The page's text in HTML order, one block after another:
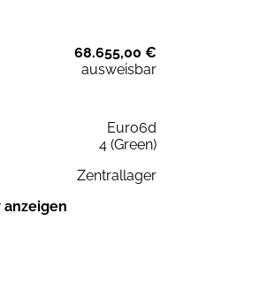
68.655,00 €
ausweisbar
Euro6d
4 (Green)
Zentrallager
anzeigen